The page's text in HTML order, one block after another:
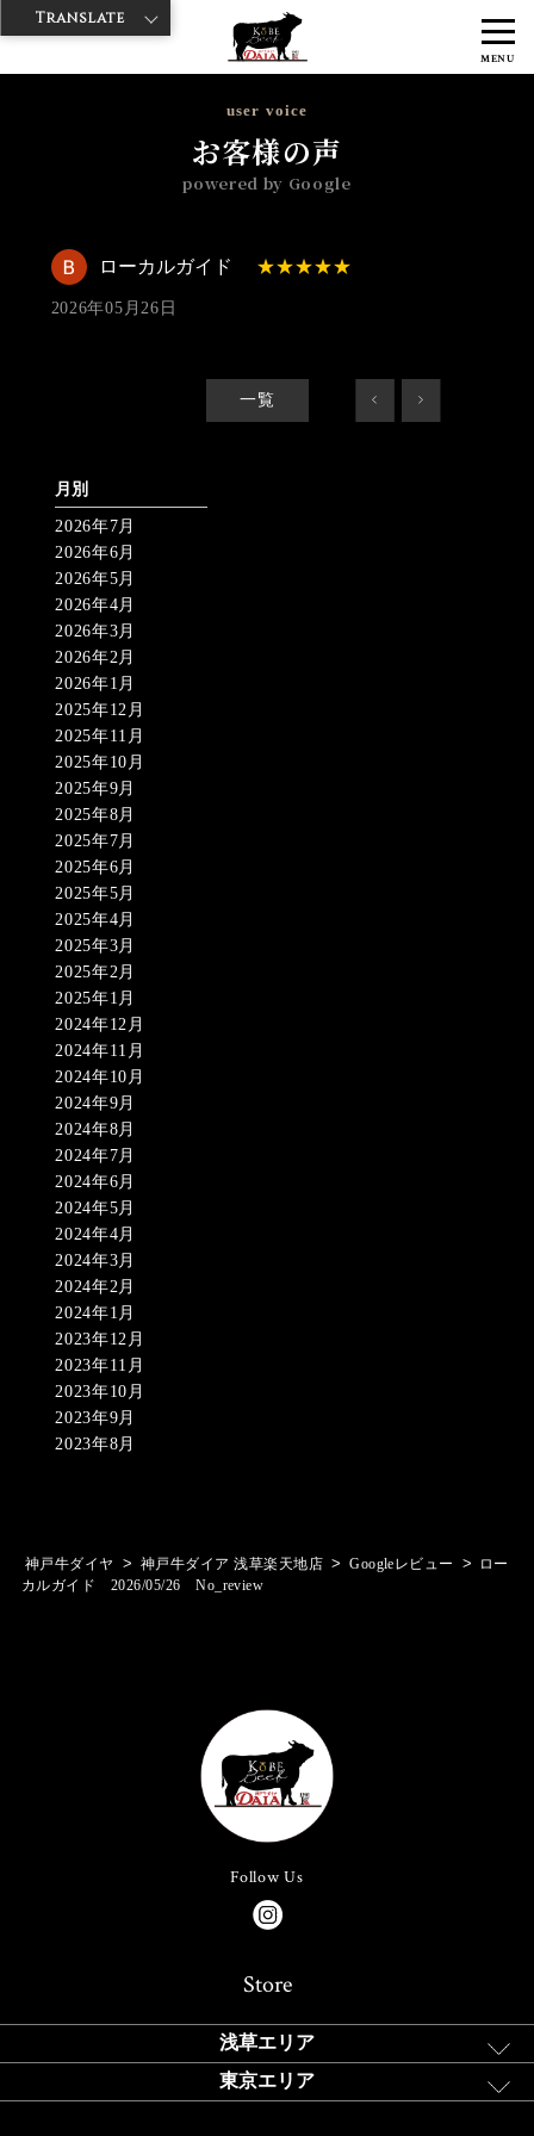
MENU
神戸牛ダイヤ > 神戸牛ダイア 浅草楽天地店
ロー
カルガイド 2026/05/26 No_review
user voice
お客様の声
powered by Google
ローカルガイド
2026年05月26日
一覧 < >
月別
2026年7月
2026年6月
2026年5月
2026年4月
2026年3月
2026年2月
2026年1月
2025年12月
2025年11月
2025年10月
2025年9月
2025年8月
2025年7月
2025年6月
2025年5月
2025年4月
2025年3月
2025年2月
2025年1月
2024年12月
2024年11月
2024年10月
2024年9月
2024年8月
2024年7月
2024年6月
2024年5月
2024年4月
2024年3月
2024年2月
2024年1月
2023年12月
2023年11月
2023年10月
2023年9月
2023年8月
神戸牛ダイヤ > 神戸牛ダイア 浅草楽天地店 > Googleレビュー >
ロー
カルガイド 2026/05/26 No_review
Follow Us
Store
浅草エリア
東京エリア
Translate